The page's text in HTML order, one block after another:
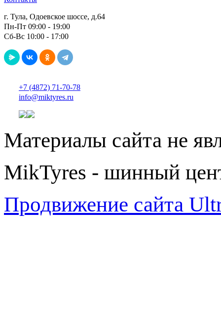
г. Тула, Одоевское шоссе, д.64
Пн-Пт 09:00 - 19:00
Сб-Вс 10:00 - 17:00
+7 (4872) 71-70-78
info@miktyres.ru
Материалы сайта не
MikTyres - шинный
Продвижение сайта